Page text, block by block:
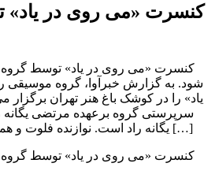
کنسرت «می روی در یاد»
کنسرت «می روی در یاد» توسط گروه
شود. به گزارش خبرآوا، گروه موسیقی
یاد» را در کوشک باغ هنر تهران برگزار
سرپرستی گروه برعهده مرتضی یگانه
یگانه راد است. نوازنده فلوت و همخوان حمید خسروشاهی و […]
کنسرت «می روی در یاد» توسط گروه